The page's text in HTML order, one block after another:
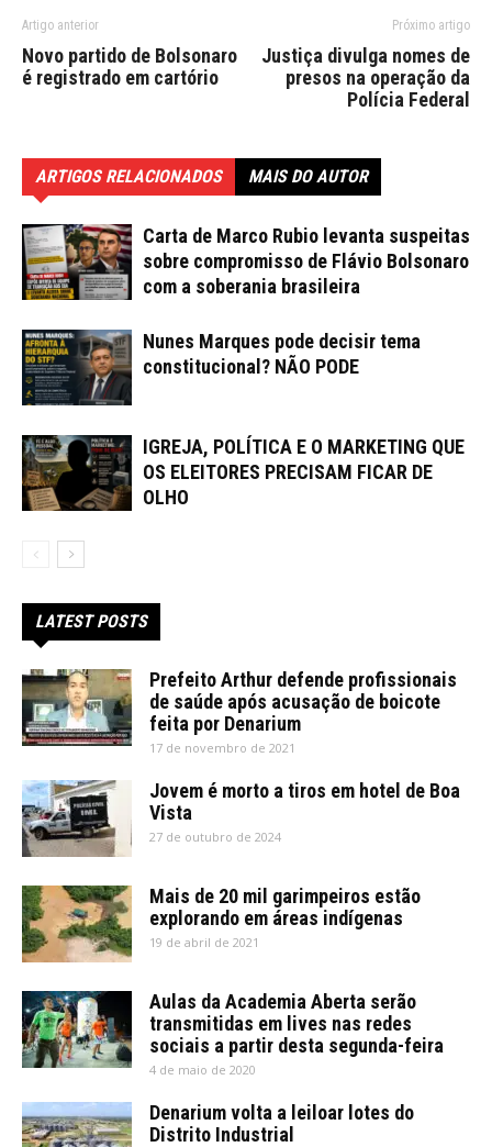
Artigo anterior
Novo partido de Bolsonaro
é registrado em cartório
Próximo artigo
Justiça divulga nomes de
presos na operação da
Polícia Federal
ARTIGOS RELACIONADOS MAIS DO AUTOR
Carta de Marco Rubio levanta suspeitas
sobre compromisso de Flávio Bolsonaro
com a soberania brasileira
Nunes Marques pode decisir tema
constitucional? NÃO PODE
IGREJA, POLÍTICA E O MARKETING QUE
OS ELEITORES PRECISAM FICAR DE
OLHO
LATEST POSTS
Prefeito Arthur defende profissionais
de saúde após acusação de boicote
feita por Denarium
17 de novembro de 2021
Jovem é morto a tiros em hotel de Boa
Vista
27 de outubro de 2024
Mais de 20 mil garimpeiros estão
explorando em áreas indígenas
19 de abril de 2021
Aulas da Academia Aberta serão
transmitidas em lives nas redes
sociais a partir desta segunda-feira
4 de maio de 2020
Denarium volta a leiloar lotes do
Distrito Industrial